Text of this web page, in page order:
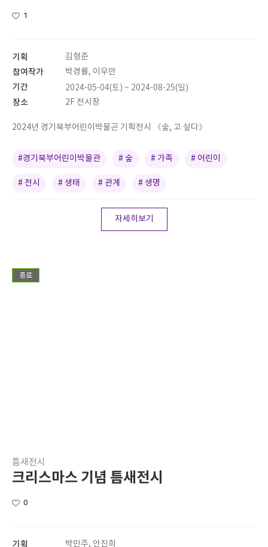
1
기획 김형준
참여작가 박경률, 이우만
기간 2024-05-04(토) ~ 2024-08-25(일)
장소 2F 전시장
2024년 경기북부어린이박물곤 기획전시 《숲, 고 싶다》
#경기북부어린이박물관 # 숲 # 가족 # 어린이
# 전시 # 생태 # 관계 # 생명
자세히보기
종료
틈새전시
크리스마스 기념 틈새전시
0
기획 박민주, 안진희